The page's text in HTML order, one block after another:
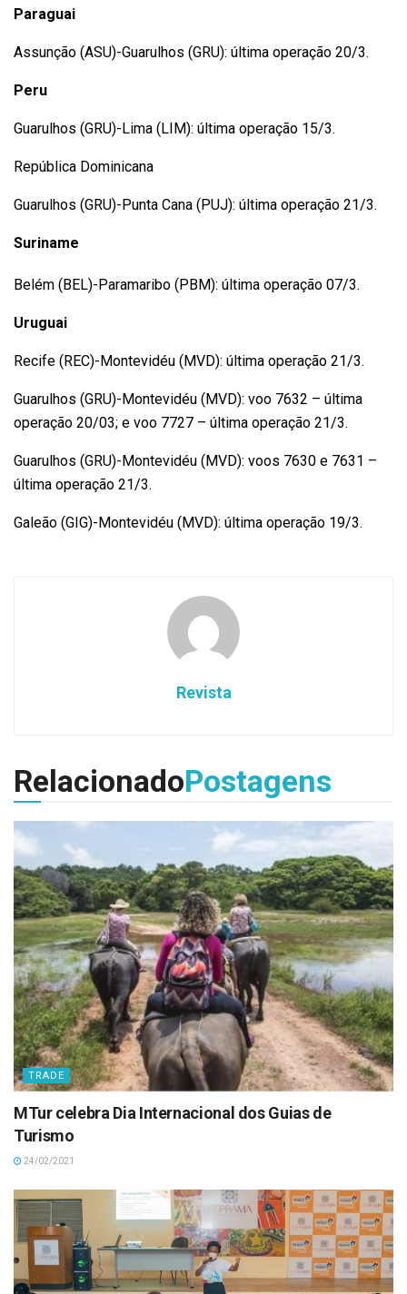
Paraguai
Assunção (ASU)-Guarulhos (GRU): última operação 20/3.
Peru
Guarulhos (GRU)-Lima (LIM): última operação 15/3.
República Dominicana
Guarulhos (GRU)-Punta Cana (PUJ): última operação 21/3.
Suriname
Belém (BEL)-Paramaribo (PBM): última operação 07/3.
Uruguai
Recife (REC)-Montevidéu (MVD): última operação 21/3.
Guarulhos (GRU)-Montevidéu (MVD): voo 7632 – última
operação 20/03; e voo 7727 – última operação 21/3.
Guarulhos (GRU)-Montevidéu (MVD): voos 7630 e 7631 –
última operação 21/3.
Galeão (GIG)-Montevidéu (MVD): última operação 19/3.
Revista
RelacionadoPostagens
TRADE
MTur celebra Dia Internacional dos Guias de
Turismo
24/02/2021